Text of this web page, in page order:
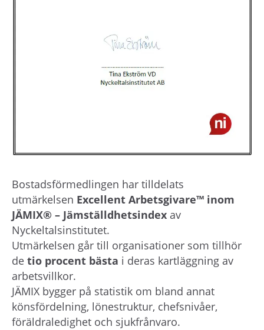
Bostadsförmedlingen har tilldelats
utmärkelsen Excellent Arbetsgivare™ inom
JÄMIX® – Jämställdhetsindex av
Nyckeltalsinstitutet.
Utmärkelsen går till organisationer som tillhör
de tio procent bästa i deras kartläggning av
arbetsvillkor.
JÄMIX bygger på statistik om bland annat
könsfördelning, lönestruktur, chefsnivåer,
föräldraledighet och sjukfrånvaro.